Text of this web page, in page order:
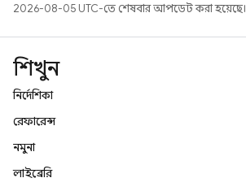
2026-08-05 UTC-তে শেষবার আপডেট করা হয়েছে।
শিখুন
নির্দেশিকা
রেফারেন্স
নমুনা
লাইব্রেরি